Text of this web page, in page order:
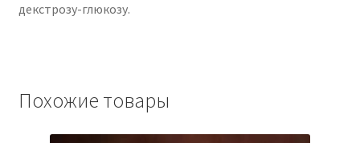
декстрозу-глюкозу.
Похожие товары